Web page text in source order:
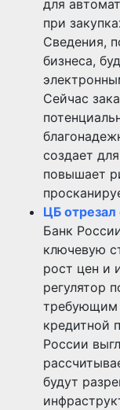
для
при
Сведения,
бизнеса,
Сейчас
создает
повышает
ЦБ
Банк
ключевую
рост цен и
регулятор
требующим
кредитной
России
будут